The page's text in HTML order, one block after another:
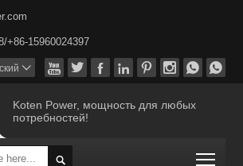
+86-15960024397
       

Koten Power, мощность для любых
потребностей!
